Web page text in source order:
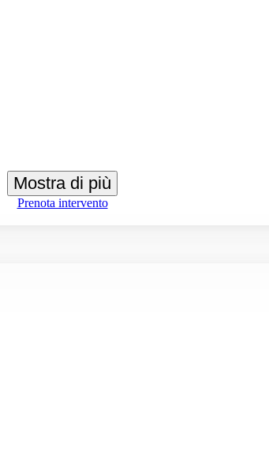
Mostra di più
Prenota intervento